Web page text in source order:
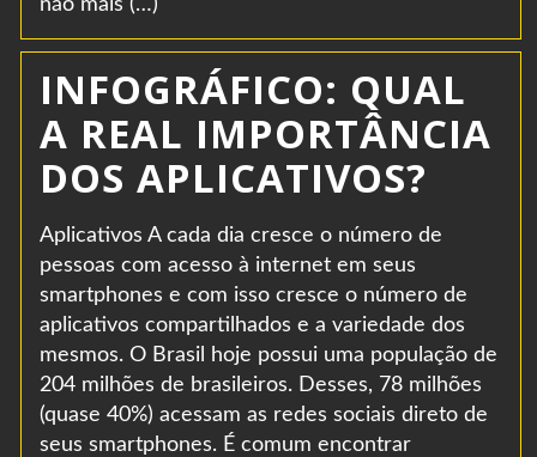
não mais (…)
INFOGRÁFICO: QUAL
A REAL IMPORTÂNCIA
DOS APLICATIVOS?
Aplicativos A cada dia cresce o número de
pessoas com acesso à internet em seus
smartphones e com isso cresce o número de
aplicativos compartilhados e a variedade dos
mesmos. O Brasil hoje possui uma população de
204 milhões de brasileiros. Desses, 78 milhões
(quase 40%) acessam as redes sociais direto de
seus smartphones. É comum encontrar